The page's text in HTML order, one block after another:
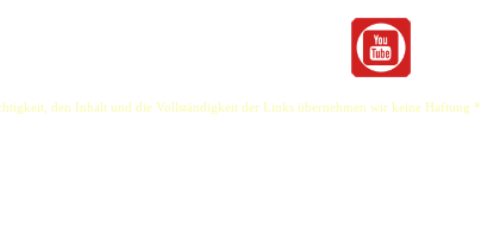
den Inhalt und die Vollständigkeit der Links übernehmen wir keine Haftung *